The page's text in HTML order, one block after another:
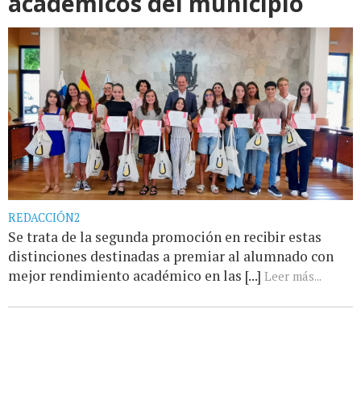
REDACCIÓN2
Se trata de la segunda promoción en recibir estas
distinciones destinadas a premiar al alumnado con
mejor rendimiento académico en las [...] Leer más...